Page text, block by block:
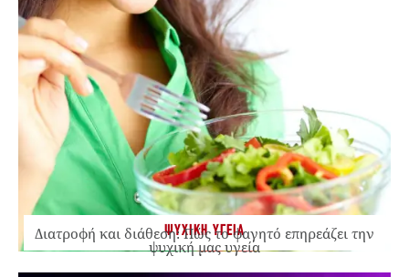
ΨΥΧΙΚΗ ΥΓΕΙΑ
Διατροφή και διάθεση: Πώς το φαγητό επηρεάζει την
ψυχική μας υγεία